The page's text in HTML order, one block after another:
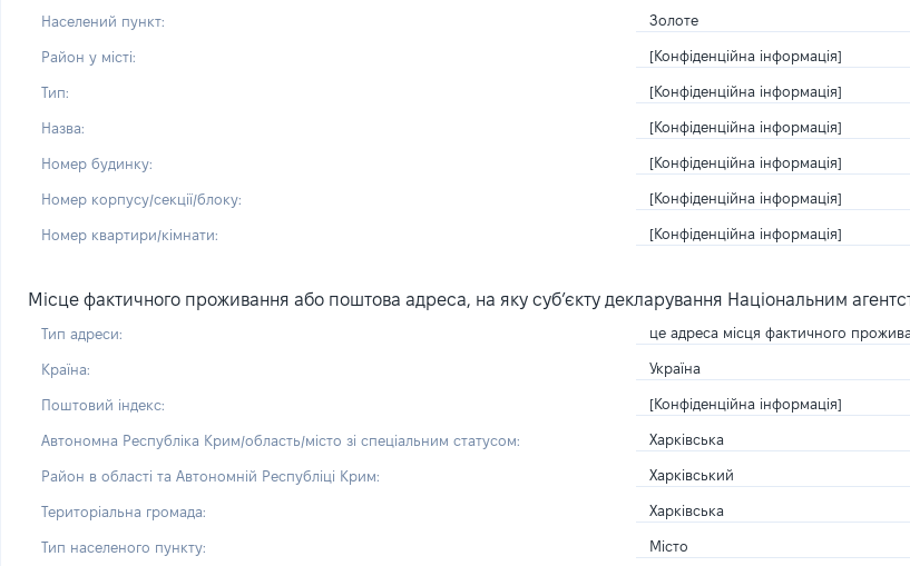
Населений пункт: Золоте
Район у місті: [Конфіденційна інформація]
Тип: [Конфіденційна інформація]
Назва: [Конфіденційна інформація]
Номер будинку: [Конфіденційна інформація]
Номер корпусу/секції/блоку: [Конфіденційна інформація]
Номер квартири/кімнати: [Конфіденційна інформація]
Місце фактичного проживання або поштова адреса, на яку суб’єкту декларування Національним
Тип адреси: це адреса місця фактичного
Країна: Україна
Поштовий індекс: [Конфіденційна інформація]
Автономна Республіка Крим/область/місто зі спеціальним статусом: Харківська
Район в області та Автономній Республіці Крим: Харківський
Територіальна громада: Харківська
Тип населеного пункту: Місто